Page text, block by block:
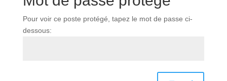
Pour voir ce poste protégé, tapez le mot de passe ci-
dessous: